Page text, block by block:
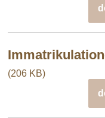
(206 KB)